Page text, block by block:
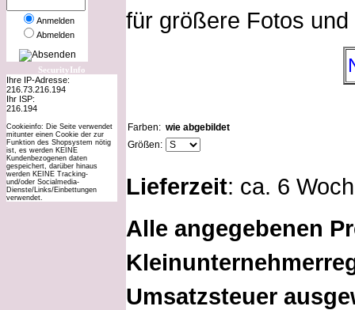
Anmelden
Abmelden
SecurityInfo
Ihre IP-Adresse:
216.73.216.194
Ihr ISP:
216.194
Cookieinfo: Die Seite verwendet
mitunter einen Cookie der zur
Funktion des Shopsystem nötig
ist, es werden KEINE
Kundenbezogenen daten
gespeichert, darüber hinaus
werden KEINE Tracking-
und/oder Socialmedia-
Dienste/Links/Einbettungen
verwendet.
für größere Fotos
Farben: wie abgebildet
Größen:
Lieferzeit: ca. 6
Alle angegebenen
Umsatzsteuer